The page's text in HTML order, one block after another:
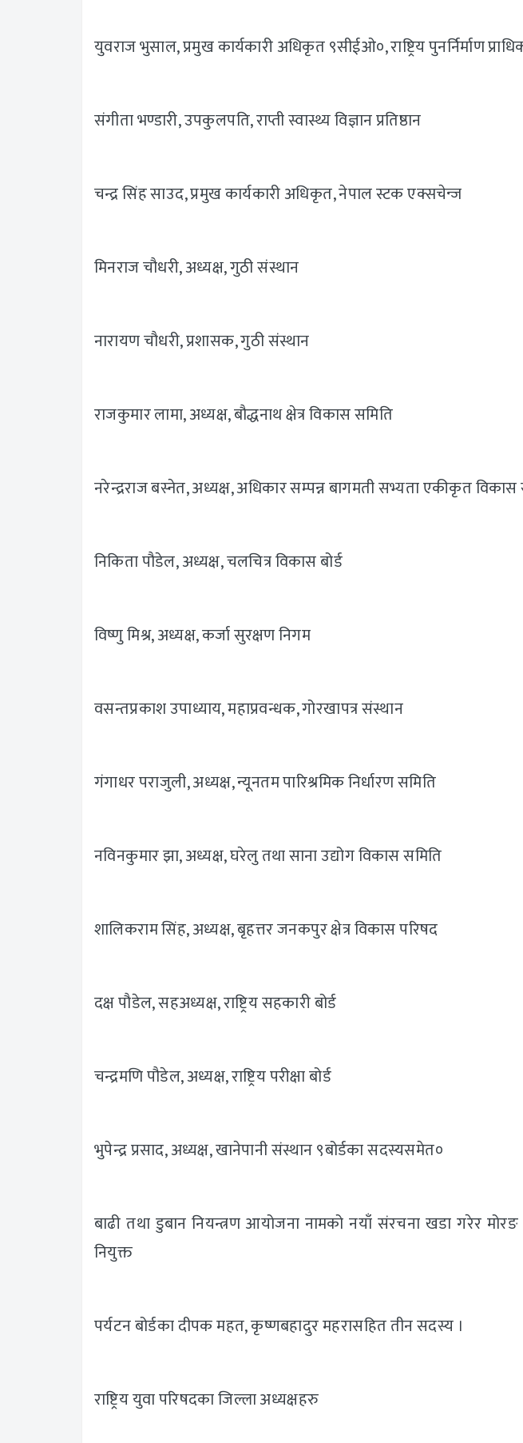
युवराज भुसाल, प्रमुख कार्यकारी अधिकृत ९सीईओ०, राष्ट्रिय पुनर्निर्माण
संगीता भण्डारी, उपकुलपति, राप्ती स्वास्थ्य विज्ञान प्रतिष्ठान
चन्द्र सिंह साउद, प्रमुख कार्यकारी अधिकृत, नेपाल स्टक एक्सचेन्ज
मिनराज चौधरी, अध्यक्ष, गुठी संस्थान
नारायण चौधरी, प्रशासक, गुठी संस्थान
राजकुमार लामा, अध्यक्ष, बौद्धनाथ क्षेत्र विकास समिति
नरेन्द्रराज बस्नेत, अध्यक्ष, अधिकार सम्पन्न बागमती सभ्यता एकीकृत विकास
निकिता पौडेल, अध्यक्ष, चलचित्र विकास बोर्ड
विष्णु मिश्र, अध्यक्ष, कर्जा सुरक्षण निगम
वसन्तप्रकाश उपाध्याय, महाप्रवन्धक, गोरखापत्र संस्थान
गंगाधर पराजुली, अध्यक्ष, न्यूनतम पारिश्रमिक निर्धारण समिति
नविनकुमार झा, अध्यक्ष, घरेलु तथा साना उद्योग विकास समिति
शालिकराम सिंह, अध्यक्ष, बृहत्तर जनकपुर क्षेत्र विकास परिषद
दक्ष पौडेल, सहअध्यक्ष, राष्ट्रिय सहकारी बोर्ड
चन्द्रमणि पौडेल, अध्यक्ष, राष्ट्रिय परीक्षा बोर्ड
भुपेन्द्र प्रसाद, अध्यक्ष, खानेपानी संस्थान ९बोर्डका सदस्यसमेत०
बाढी तथा डुबान नियन्त्रण आयोजना नामको नयाँ संरचना खडा गरेर
नियुक्त
पर्यटन बोर्डका दीपक महत, कृष्णबहादुर महरासहित तीन सदस्य ।
राष्ट्रिय युवा परिषदका जिल्ला अध्यक्षहरु